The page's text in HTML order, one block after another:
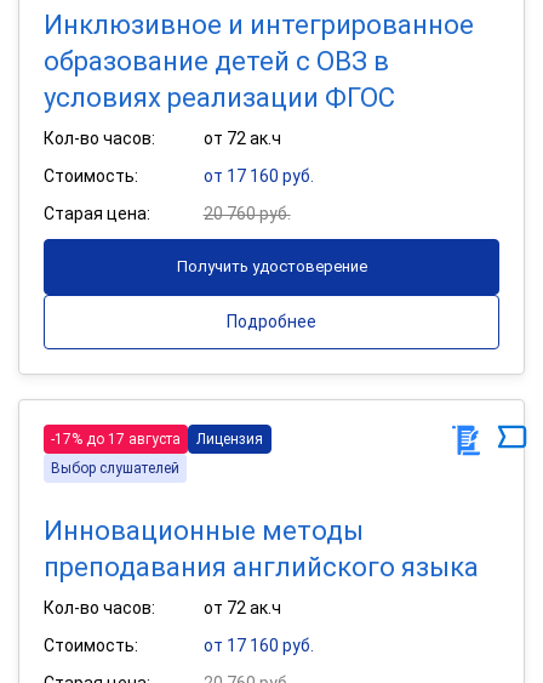
Инклюзивное и интегрированное
образование детей с ОВЗ в
условиях реализации ФГОС
Кол-во часов:
от 72 ак.ч
Стоимость:
от 17 160 руб.
Старая цена:
20 760 руб.
Получить удостоверение
Подробнее
-17% до 17 августа
Лицензия
Выбор слушателей
Инновационные методы
преподавания английского языка
Кол-во часов:
от 72 ак.ч
Стоимость:
от 17 160 руб.